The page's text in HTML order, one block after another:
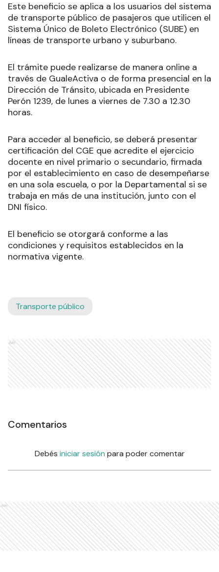
Este beneficio se aplica a los usuarios del sistema
de transporte público de pasajeros que utilicen el
Sistema Único de Boleto Electrónico (SUBE) en
líneas de transporte urbano y suburbano.
El trámite puede realizarse de manera online a
través de GualeActiva o de forma presencial en la
Dirección de Tránsito, ubicada en Presidente
Perón 1239, de lunes a viernes de 7.30 a 12.30
horas.
Para acceder al beneficio, se deberá presentar
certificación del CGE que acredite el ejercicio
docente en nivel primario o secundario, firmada
por el establecimiento en caso de desempeñarse
en una sola escuela, o por la Departamental si se
trabaja en más de una institución, junto con el
DNI físico.
El beneficio se otorgará conforme a las
condiciones y requisitos establecidos en la
normativa vigente.
Transporte público
Ads
Comentarios
Debés iniciar sesión para poder comentar
Ads